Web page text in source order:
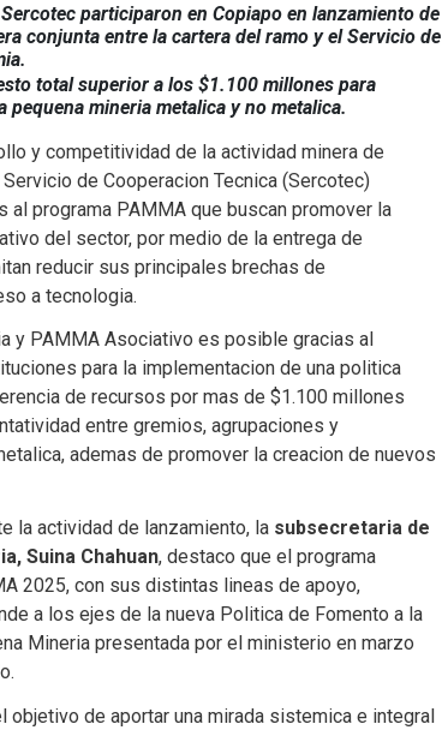
participaron en Copiapo en lanzamiento de
conjunta entre la cartera del ramo y el Servicio de
total superior a los $1.100 millones para
mineria metalica y no metalica.
y competitividad de la actividad minera de
de Cooperacion Tecnica (Sercotec)
al programa PAMMA que buscan promover la
del sector, por medio de la entrega de
reducir sus principales brechas de
a tecnologia.
y PAMMA Asociativo es posible gracias al
para la implementacion de una politica
de recursos por mas de $1.100 millones
entre gremios, agrupaciones y
ademas de promover la creacion de nuevos
la actividad de lanzamiento, la subsecretaria de
Suina Chahuan, destaco que el programa
2025, con sus distintas lineas de apoyo,
a los ejes de la nueva Politica de Fomento a la
Mineria presentada por el ministerio en marzo
objetivo de aportar una mirada sistemica e integral